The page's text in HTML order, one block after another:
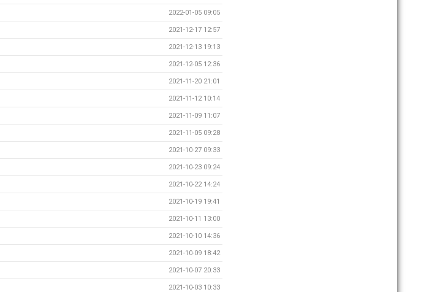
2022-01-05 09:05
2021-12-17 12:57
2021-12-13 19:13
2021-12-05 12:36
2021-11-20 21:01
2021-11-12 10:14
2021-11-09 11:07
2021-11-05 09:28
2021-10-27 09:33
2021-10-23 09:24
2021-10-22 14:24
2021-10-19 19:41
2021-10-11 13:00
2021-10-10 14:36
2021-10-09 18:42
2021-10-07 20:33
2021-10-03 10:33